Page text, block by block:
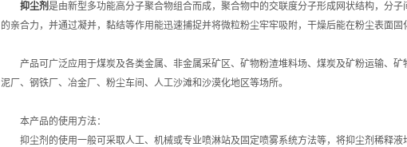
抑尘剂是由新型多功能高分子聚合物组合而成，聚合物中的交联度分子形成网状结构，分
的亲合力，并通过凝并，黏结等作用能迅速捕捉并将微粒粉尘牢牢吸附，干燥后能在粉尘表面固
产品可广泛应用于煤炭及各类金属、非金属采矿区、矿物粉渣堆料场、煤炭及矿粉运输、矿
泥厂、钢铁厂、冶金厂、粉尘车间、人工沙滩和沙漠化地区等场所。
本产品的使用方法：
抑尘剂的使用一般可采取人工、机械或专业喷淋站及固定喷雾系统方法等，将抑尘剂稀释液